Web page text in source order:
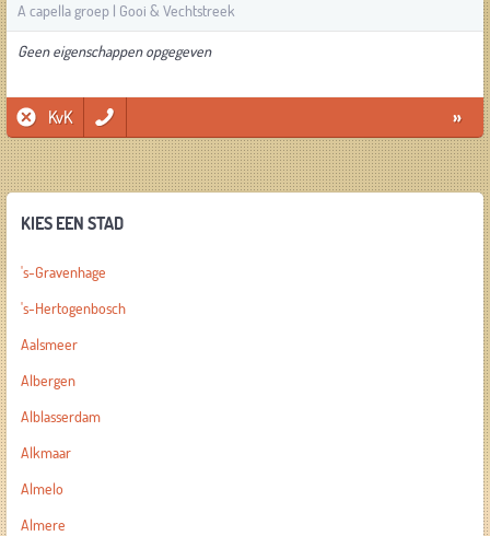
A capella groep | Gooi & Vechtstreek
Geen eigenschappen opgegeven
KvK »
KIES EEN STAD
's-Gravenhage
's-Hertogenbosch
Aalsmeer
Albergen
Alblasserdam
Alkmaar
Almelo
Almere